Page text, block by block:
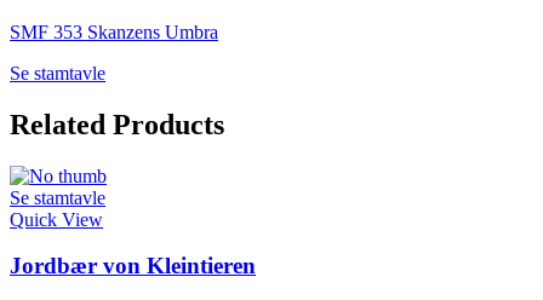
SMF 353 Skanzens Umbra
Se stamtavle
Related Products
Se stamtavle
Quick View
Jordbær von Kleintieren